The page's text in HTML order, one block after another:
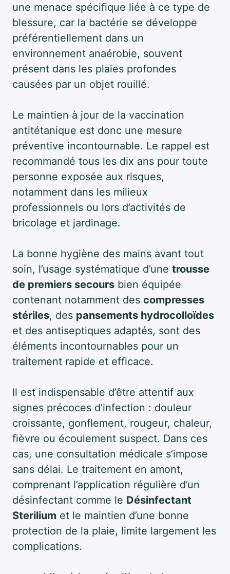
une menace spécifique liée à ce type de
blessure, car la bactérie se développe
préférentiellement dans un
environnement anaérobie, souvent
présent dans les plaies profondes
causées par un objet rouillé.
Le maintien à jour de la vaccination
antitétanique est donc une mesure
préventive incontournable. Le rappel est
recommandé tous les dix ans pour toute
personne exposée aux risques,
notamment dans les milieux
professionnels ou lors d’activités de
bricolage et jardinage.
La bonne hygiène des mains avant tout
soin, l’usage systématique d’une trousse
de premiers secours bien équipée
contenant notamment des compresses
stériles, des pansements hydrocolloïdes
et des antiseptiques adaptés, sont des
éléments incontournables pour un
traitement rapide et efficace.
Il est indispensable d’être attentif aux
signes précoces d’infection : douleur
croissante, gonflement, rougeur, chaleur,
fièvre ou écoulement suspect. Dans ces
cas, une consultation médicale s’impose
sans délai. Le traitement en amont,
comprenant l’application régulière d’un
désinfectant comme le Désinfectant
Sterilium et le maintien d’une bonne
protection de la plaie, limite largement les
complications.